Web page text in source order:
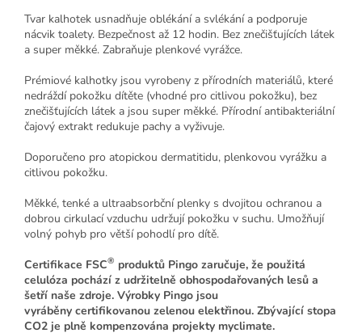
Tvar kalhotek usnadňuje oblékání a svlékání a podporuje
nácvik toalety. Bezpečnost až 12 hodin. Bez znečišťujících látek
a super měkké. Zabraňuje plenkové vyrážce.
Prémiové kalhotky jsou vyrobeny z přírodních materiálů, které
nedráždí pokožku dítěte (vhodné pro citlivou pokožku), bez
znečišťujících látek a jsou super měkké. Přírodní antibakteriální
čajový extrakt redukuje pachy a vyživuje.
Doporučeno pro atopickou dermatitidu, plenkovou vyrážku a
citlivou pokožku.
Měkké, tenké a ultraabsorbční plenky s dvojitou ochranou a
dobrou cirkulací vzduchu udržují pokožku v suchu. Umožňují
volný pohyb pro větší pohodlí pro dítě.
Certifikace FSC® produktů Pingo zaručuje, že použitá
celulóza pochází z udržitelně obhospodařovaných lesů a
šetří naše zdroje. Výrobky Pingo jsou
vyráběny certifikovanou zelenou elektřinou. Zbývající stopa
CO2 je plně kompenzována projekty myclimate.